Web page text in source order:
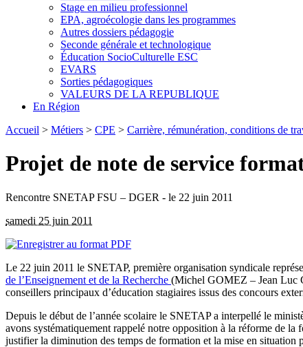
Stage en milieu professionnel
EPA, agroécologie dans les programmes
Autres dossiers pédagogie
Seconde générale et technologique
Éducation SocioCulturelle ESC
EVARS
Sorties pédagogiques
VALEURS DE LA REPUBLIQUE
En Région
Accueil > Métiers > CPE > Carrière, rémunération, conditions de
Projet de note de service
Rencontre SNETAP FSU – DGER - le 22 juin 2011
samedi 25 juin 2011
Le 22 juin 2011 le SNETAP, première organisation syndicale
de l’Enseignement et de la Recherche (Michel GOMEZ – Jean Luc
conseillers principaux d’éducation stagiaires issus des concours
Depuis le début de l’année scolaire le SNETAP a interpellé le
avons systématiquement rappelé notre opposition à la réforme de
justifier la diminution des temps de formation et la mise en situation